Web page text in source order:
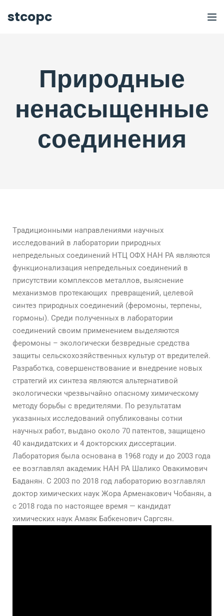
stcopc
Природные
ненасыщенные
соединения
Tрадиционными направлениями научных
исследований в лаборатории природных
непредельных соединений НТЦ ОФХ НАН РА являются
функционализация непредельных соединений в
присутствии комплексoв металлов, выяснение
механизмов протекающих превращений, целевой
синтез природных соединений (феромоны, терпены,
гормоны). Среди полученных в лаборатории
соединений своим применением выделяются
феромоны – экологически безвредные средства
защиты сельскохозяйственных культур от вредителей.
Разработка, совершенствование и внедрение новых
стратегий их синтеза являются альтернативой
экологически чрезвычайно опасному химическому
методу борьбы с вредителями. По результатам
указанных исследований опубликованы сотни
научных работ, выдано около 70 патентов, защищено
40 кандидатских и 4 докторских диссертации.
Лаборатория была основана в 1968 году и до 2003 года
ее возглавлял академик НАН РА Шалико Овакимович
Баданян. С 2003 по 2018 год лабораторию возглавлял
доктор химических наук Жора Арменакօвич Чобанян, а
с 2018 года по настоящее время — кандидат
химических наук Амаяк Бабкенович Саргсян.